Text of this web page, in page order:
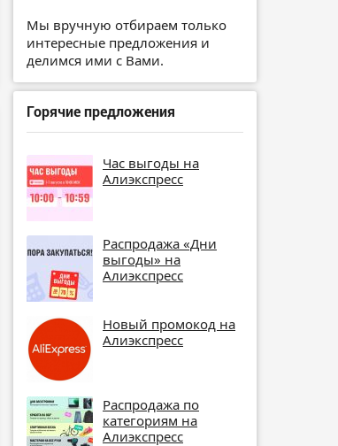
Мы вручную отбираем только
интересные предложения и
делимся ими с Вами.
Горячие предложения
Час выгоды на
Алиэкспресс
Распродажа «Дни
выгоды» на
Алиэкспресс
Новый промокод на
Алиэкспресс
Распродажа по
категориям на
Алиэкспресс